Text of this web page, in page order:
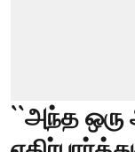
``அந்த ஒரு